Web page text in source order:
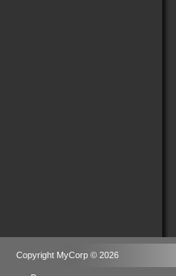
Copyright MyCorp © 2026